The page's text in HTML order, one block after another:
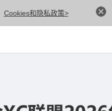
Cookies和隐私政策>